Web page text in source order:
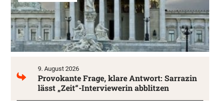
9. August 2026
Provokante Frage, klare Antwort: Sarrazin
lässt „Zeit“-Interviewerin abblitzen